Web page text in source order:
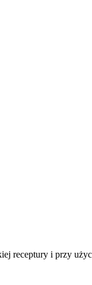
receptury i przy